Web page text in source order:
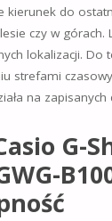
kierunek do
czy w górach.
lokalizacji. Do
strefami
na zapisanych
G-